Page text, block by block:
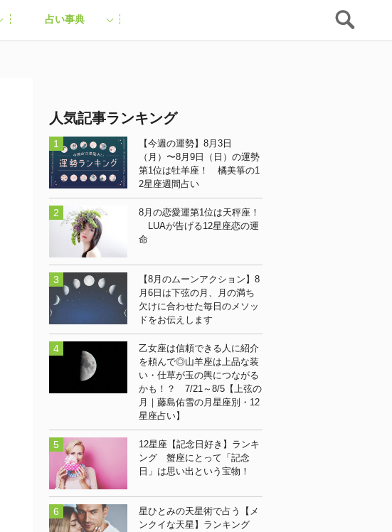
占い事典
人気記事ランキング
【今週の運勢】8月3日
（月）〜8月9日（日）の運勢
第1位は牡羊座！ 橘美箏の1
2星座週間占い
8月の恋愛運第1位は天秤座！
LUAが告げる12星座恋の運
命
【8月のムーンアクション】8
月6日は下弦の月、月の満ち
欠けに合わせた毎日のメソッ
ドをお伝えします
乙女座は信頼できる人に紹介
を頼んで◎山羊座は上品な装
い・仕草が玉の輿につながる
かも！？ 7/21～8/5【上弦の
月｜藤島佑雪の月星座別・12
星座占い】
12星座【記念日好き】ランキ
ング 蟹座にとって「記念
日」は思い出という宝物！
星ひとみの天星術で占う【メ
ンクイな天星】ランキング